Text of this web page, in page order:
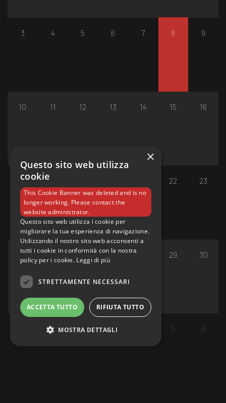
3 4 5 6 7 8 9
10 11 12 13 14 15 16
17 18 22 23
24 25 26 27 29 30
1 2 3 5 6
×
Questo sito web utilizza
cookie
This Cookie Banner was deleted and is no
longer working. Please contact the
website administrator.
Questo sito web utilizza i cookie per
migliorare la tua esperienza di navigazione.
Utilizzando il nostro sito web acconsenti a
tutti i cookie in conformità con la nostra
policy per i cookie. Leggi di più
STRETTAMENTE NECESSARI
ACCETTA TUTTO RIFIUTA TUTTO
MOSTRA DETTAGLI